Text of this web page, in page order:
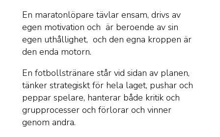
En maratonlöpare tävlar ensam, drivs av
egen motivation och är beroende av sin
egen uthållighet, och den egna kroppen är
den enda motorn.
En fotbollstränare står vid sidan av planen,
tänker strategiskt för hela laget, pushar och
peppar spelare, hanterar både kritik och
grupprocesser och förlorar och vinner
genom andra.